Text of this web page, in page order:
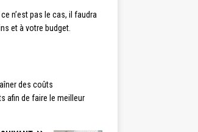
n’est pas le cas, il faudra
et à votre budget.
des coûts
afin de faire le meilleur